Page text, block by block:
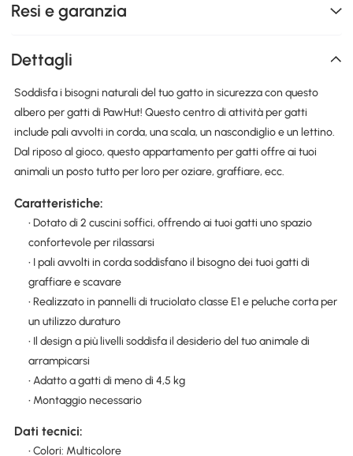
Resi e garanzia
Dettagli
Soddisfa i bisogni naturali del tuo gatto in sicurezza con questo
albero per gatti di PawHut! Questo centro di attività per gatti
include pali avvolti in corda, una scala, un nascondiglio e un lettino.
Dal riposo al gioco, questo appartamento per gatti offre ai tuoi
animali un posto tutto per loro per oziare, graffiare, ecc.
Caratteristiche:
• Dotato di 2 cuscini soffici, offrendo ai tuoi gatti uno spazio
confortevole per rilassarsi
• I pali avvolti in corda soddisfano il bisogno dei tuoi gatti di
graffiare e scavare
• Realizzato in pannelli di truciolato classe E1 e peluche corta per
un utilizzo duraturo
• Il design a più livelli soddisfa il desiderio del tuo animale di
arrampicarsi
• Adatto a gatti di meno di 4,5 kg
• Montaggio necessario
Dati tecnici:
• Colori: Multicolore